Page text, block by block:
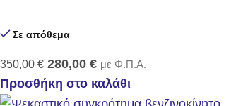
Σε απόθεμα
350,00€ 280,00 € με Φ.Π.Α.
Προσθήκη στο καλάθι